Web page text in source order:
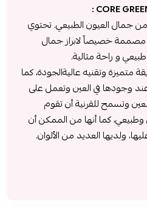
جمال العيون الطبيعي. تحتوي
خصيصاً لابراز جمال
و راحة مثالية.
وتقنيه عاليةالجودة، كما
وجودها في العين وتعمل على
وتسمح للقرنية أن تقوم
كما أنها من الممكن أن
ولديها العديد من الألوان.